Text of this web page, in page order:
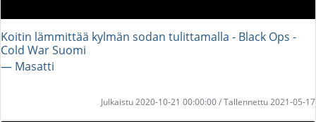
Koitin lämmittää kylmän sodan tulittamalla - Black Ops -
Cold War Suomi
― Masatti
Julkaistu 2020-10-21 00:00:00 / Tallennettu 2021-05-17